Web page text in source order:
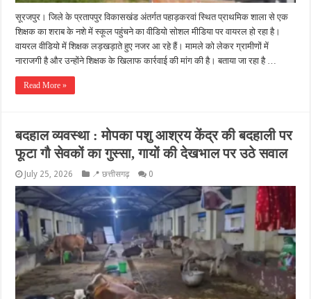
सूरजपुर। जिले के प्रतापपुर विकासखंड अंतर्गत पहाड़करवां स्थित प्राथमिक शाला से एक
शिक्षक का शराब के नशे में स्कूल पहुंचने का वीडियो सोशल मीडिया पर वायरल हो रहा है।
वायरल वीडियो में शिक्षक लड़खड़ाते हुए नजर आ रहे हैं। मामले को लेकर ग्रामीणों में
नाराजगी है और उन्होंने शिक्षक के खिलाफ कार्रवाई की मांग की है। बताया जा रहा है …
Read More »
बदहाल व्यवस्था : मोपका पशु आश्रय केंद्र की बदहाली पर
फूटा गौ सेवकों का गुस्सा, गायों की देखभाल पर उठे सवाल
July 25, 2026 📍 छत्तीसगढ़ 0